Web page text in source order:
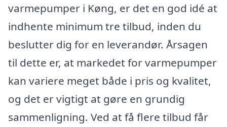
varmepumper i Køng, er det en god idé at
indhente minimum tre tilbud, inden du
beslutter dig for en leverandør. Årsagen
til dette er, at markedet for varmepumper
kan variere meget både i pris og kvalitet,
og det er vigtigt at gøre en grundig
sammenligning. Ved at få flere tilbud får